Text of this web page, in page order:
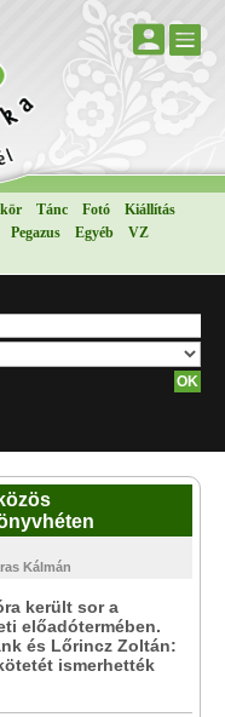
Tánc Fotó
Kiállítás
Pegazus Egyéb
VZ
Kálmán
került sor a
előadótermében.
és Lőrincz Zoltán:
ismerhették